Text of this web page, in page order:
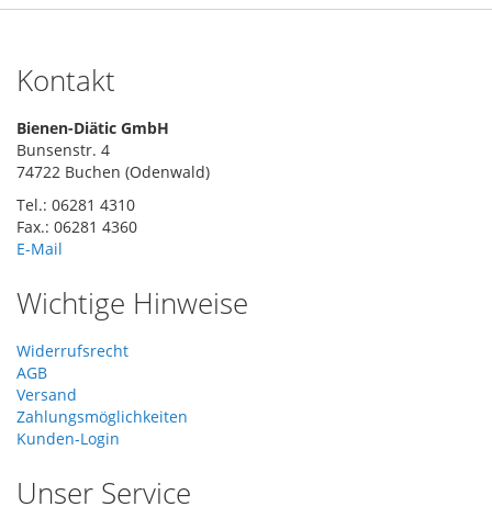
Kontakt
Bienen-Diätic GmbH
Bunsenstr. 4
74722 Buchen (Odenwald)
Tel.: 06281 4310
Fax.: 06281 4360
E-Mail
Wichtige Hinweise
Widerrufsrecht
AGB
Versand
Zahlungsmöglichkeiten
Kunden-Login
Unser Service